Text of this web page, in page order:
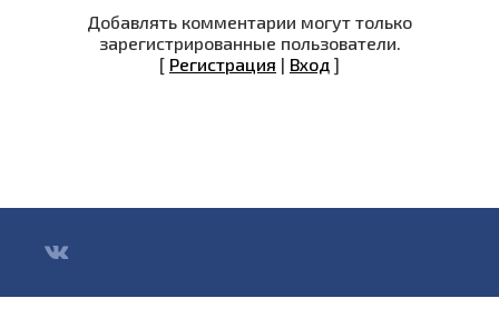
Добавлять комментарии могут только
зарегистрированные пользователи.
[ Регистрация | Вход ]